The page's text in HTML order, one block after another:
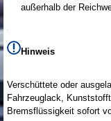
außerhalb der
Hinweis
Verschüttete oder
Fahrzeuglack,
Bremsflüssigkeit sofort